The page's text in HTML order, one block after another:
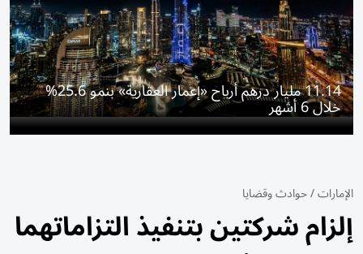
11.14 مليار درهم أرباح «إعمار العقارية» بنمو 25.6%
خلال 6 أشهر
الإمارات/حوادث وقضايا
إلزام شركتين بتنفيذ التزاماتهما